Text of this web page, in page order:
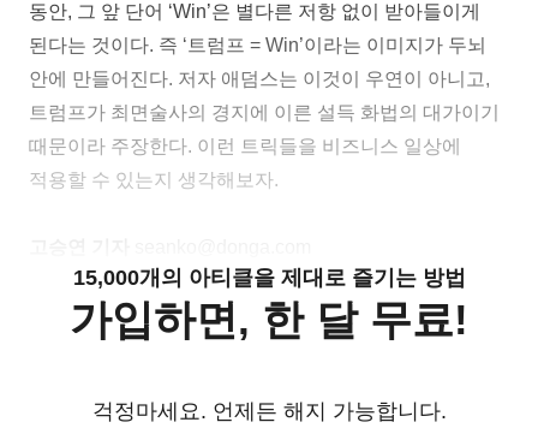
동안, 그 앞 단어 ‘Win’은 별다른 저항 없이 받아들이게
된다는 것이다. 즉 ‘트럼프 = Win’이라는 이미지가 두뇌
안에 만들어진다. 저자 애덤스는 이것이 우연이 아니고,
트럼프가 최면술사의 경지에 이른 설득 화법의 대가이기
때문이라 주장한다. 이런 트릭들을 비즈니스 일상에
적용할 수 있는지 생각해보자.
15,000개의 아티클을 제대로 즐기는 방법
가입하면, 한 달 무료!
걱정마세요. 언제든 해지 가능합니다.